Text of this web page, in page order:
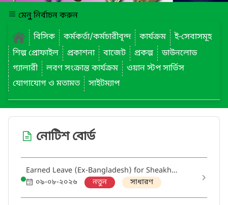
মেনু নির্বাচন করুন
বিসিক
কর্মকর্তা/কর্মচারীবৃন্দ কার্যক্রম
ই-সেবাসমূহ
শিল্প প্রোফাইল
প্রকাশনা বাজেট প্রকল্প
ডাউনলোড
গ্যালারী
লবণ সংক্রান্ত কার্যক্রম
ওয়ান স্টপ সার্ভিস
যোগাযোগ ও মতামত
সাইটম্যাপ
নোটিশ বোর্ড
Earned Leave (Ex-Bangladesh) for Sheakh
kamrujjahan Begum, (Passport no. A17466563),
Monitoring & Evaluation Officer, Regional Office,
BSCIC, Chittagong.
০৯-০৮-২০২৬ নতুন সাধারণ